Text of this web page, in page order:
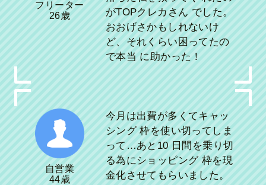
フリーター
26歳
がTOPクレカさん でした。
おおげさかもしれないけ
ど、それくらい困ってたの
で本当 に助かった！
自営業
44歳
今月は出費が多くてキャッ
シング 枠を使い切ってしま
って…あと10 日間を乗り切
る為にショッピング 枠を現
金化させてもらいました。